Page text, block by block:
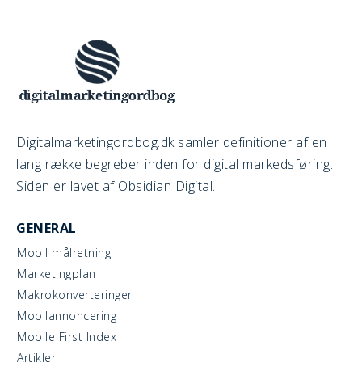
Digitalmarketingordbog.dk samler definitioner af en
lang række begreber inden for digital markedsføring.
Siden er lavet af Obsidian Digital.
GENERAL
Mobil målretning
Marketingplan
Makrokonverteringer
Mobilannoncering
Mobile First Index
Artikler